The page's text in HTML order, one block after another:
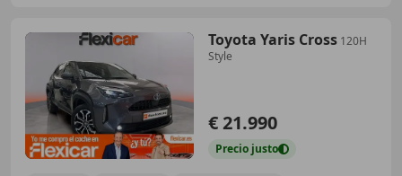
Toyota Yaris Cross 120H
Style
€ 21.990
Precio justo